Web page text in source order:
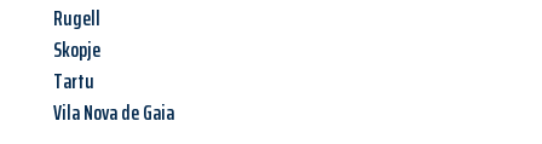
Rugell
Skopje
Tartu
Vila Nova de Gaia